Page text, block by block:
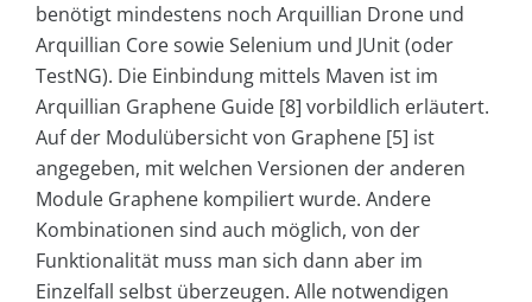
benötigt mindestens noch Arquillian Drone und
Arquillian Core sowie Selenium und JUnit (oder
TestNG). Die Einbindung mittels Maven ist im
Arquillian Graphene Guide [8] vorbildlich erläutert.
Auf der Modulübersicht von Graphene [5] ist
angegeben, mit welchen Versionen der anderen
Module Graphene kompiliert wurde. Andere
Kombinationen sind auch möglich, von der
Funktionalität muss man sich dann aber im
Einzelfall selbst überzeugen. Alle notwendigen